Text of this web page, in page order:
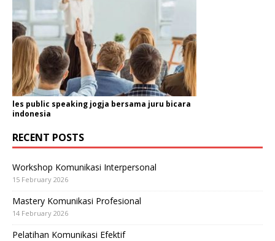
les public speaking jogja bersama juru bicara
indonesia
RECENT POSTS
Workshop Komunikasi Interpersonal
15 February 2026
Mastery Komunikasi Profesional
14 February 2026
Pelatihan Komunikasi Efektif